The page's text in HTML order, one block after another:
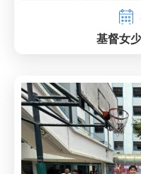
基督女